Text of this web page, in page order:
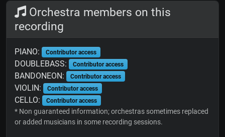
Orchestra members on this
recording
PIANO: Contributor access
DOUBLEBASS: Contributor access
BANDONEON: Contributor access
VIOLIN: Contributor access
CELLO: Contributor access
* Non guaranteed information; orchestras sometimes replaced
or added musicians in some recording sessions.